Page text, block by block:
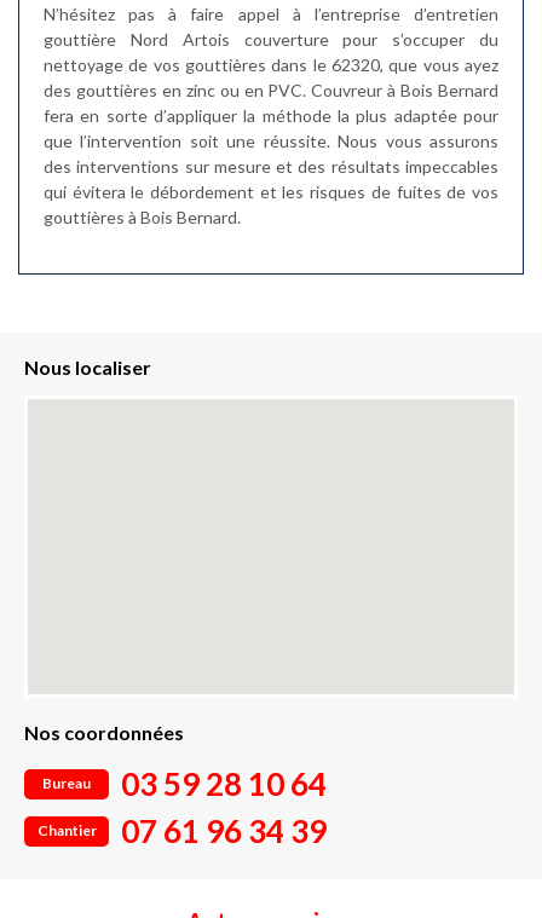
N’hésitez pas à faire appel à l’entreprise d’entretien
gouttière Nord Artois couverture pour s’occuper du
nettoyage de vos gouttières dans le 62320, que vous ayez
des gouttières en zinc ou en PVC. Couvreur à Bois Bernard
fera en sorte d’appliquer la méthode la plus adaptée pour
que l’intervention soit une réussite. Nous vous assurons
des interventions sur mesure et des résultats impeccables
qui évitera le débordement et les risques de fuites de vos
gouttières à Bois Bernard.
Nous localiser
Nos coordonnées
Bureau 03 59 28 10 64
Chantier 07 61 96 34 39